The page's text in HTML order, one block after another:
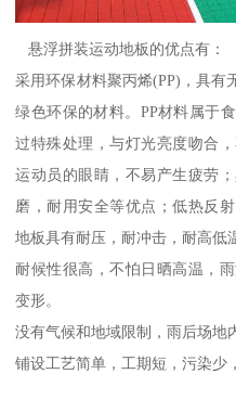
悬浮拼装运动地板的优点有：
采用环保材料聚丙烯(PP)，具有
绿色环保的材料。PP材料属于
过特殊处理，与灯光亮度吻合
运动员的眼睛，不易产生疲劳
磨，耐用安全等优点；低热反
地板具有耐压，耐冲击，耐高低
耐候性很高，不怕日晒高温，
变形。
没有气候和地域限制，雨后场地
铺设工艺简单，工期短，污染少